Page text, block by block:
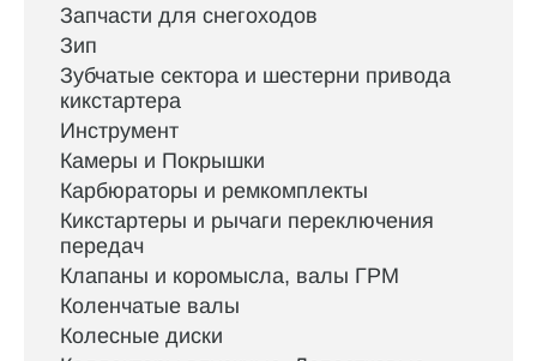
Запчасти для снегоходов
Зип
Зубчатые сектора и шестерни привода
кикстартера
Инструмент
Камеры и Покрышки
Карбюраторы и ремкомплекты
Кикстартеры и рычаги переключения
передач
Клапаны и коромысла, валы ГРМ
Коленчатые валы
Колесные диски